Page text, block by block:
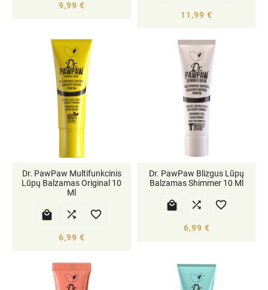
9,99 €
11,99 €
Dr. PawPaw Multifunkcinis
Lūpų Balzamas Original 10
Ml
  
6,99 €
Dr. PawPaw Blizgus Lūpų
Balzamas Shimmer 10 Ml
  
6,99 €